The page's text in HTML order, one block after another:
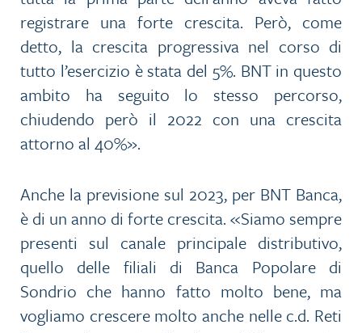
registrare una forte crescita. Però, come
detto, la crescita progressiva nel corso di
tutto l’esercizio è stata del 5%. BNT in questo
ambito ha seguito lo stesso percorso,
chiudendo però il 2022 con una crescita
attorno al 40%».
Anche la previsione sul 2023, per BNT Banca,
è di un anno di forte crescita. «Siamo sempre
presenti sul canale principale distributivo,
quello delle filiali di Banca Popolare di
Sondrio che hanno fatto molto bene, ma
vogliamo crescere molto anche nelle c.d. Reti